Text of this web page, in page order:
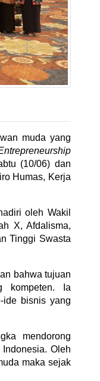
muda yang
(10/06) dan
Humas, Kerja
oleh Wakil
X, Afdalisma,
Tinggi Swasta
bahwa tujuan
kompeten. Ia
ide bisnis yang
mendorong
Oleh
maka sejak